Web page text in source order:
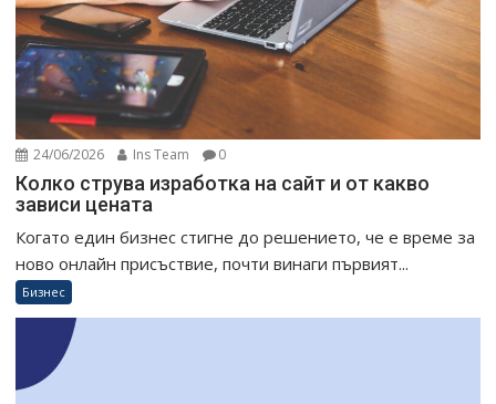
24/06/2026 Ins Team 0
Колко струва изработка на сайт и от какво
зависи цената
Когато един бизнес стигне до решението, че е време за
ново онлайн присъствие, почти винаги първият...
Бизнес